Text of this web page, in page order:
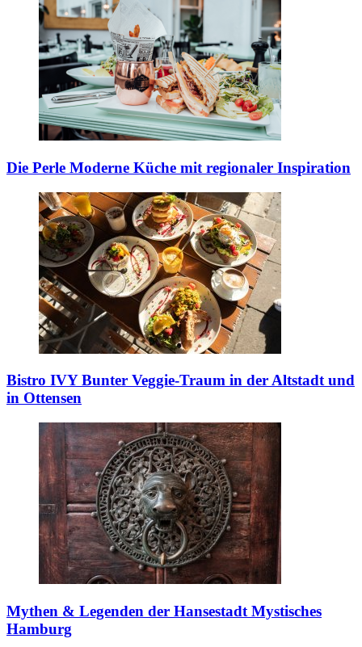
Die Perle Moderne Küche mit regionaler Inspiration
Bistro IVY Bunter Veggie-Traum in der Altstadt und
in Ottensen
Mythen & Legenden der Hansestadt Mystisches
Hamburg